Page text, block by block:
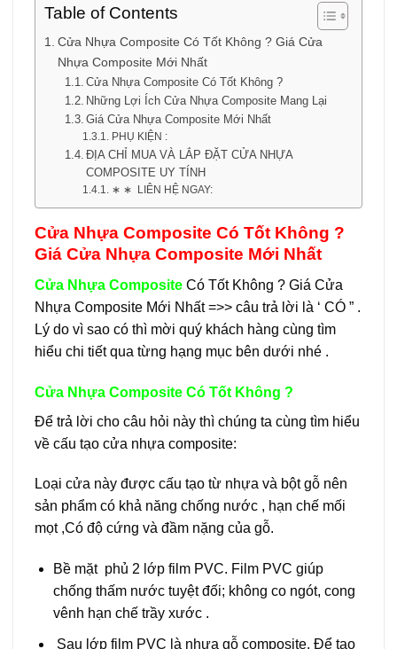
Table of Contents
Cửa Nhựa Composite Có Tốt Không ? Giá Cửa
Nhựa Composite Mới Nhất
Cửa Nhựa Composite Có Tốt Không ?
Những Lợi Ích Cửa Nhựa Composite Mang Lại
Giá Cửa Nhựa Composite Mới Nhất
PHỤ KIỆN :
ĐỊA CHỈ MUA VÀ LẮP ĐẶT CỬA NHỰA
COMPOSITE UY TÍNH
∗ ∗ LIÊN HỆ NGAY:
Cửa Nhựa Composite Có Tốt Không ?
Giá Cửa Nhựa Composite Mới Nhất
Cửa Nhựa Composite Có Tốt Không ? Giá Cửa
Nhựa Composite Mới Nhất =>> câu trả lời là ‘ CÓ ” .
Lý do vì sao có thì mời quý khách hàng cùng tìm
hiểu chi tiết qua từng hạng mục bên dưới nhé .
Cửa Nhựa Composite Có Tốt Không ?
Để trả lời cho câu hỏi này thì chúng ta cùng tìm hiểu
về cấu tạo cửa nhựa composite:
Loại cửa này được cấu tạo từ nhựa và bột gỗ nên
sản phẩm có khả năng chống nước , hạn chế mối
mọt ,Có độ cứng và đầm nặng của gỗ.
Bề mặt phủ 2 lớp film PVC. Film PVC giúp
chống thấm nước tuyệt đối; không co ngót, cong
vênh hạn chế trầy xước .
Sau lớp film PVC là nhựa gỗ composite. Để tạo